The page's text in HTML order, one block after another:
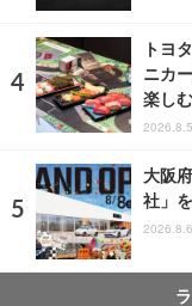
トヨ
ニカ
楽しむ
大阪
社」